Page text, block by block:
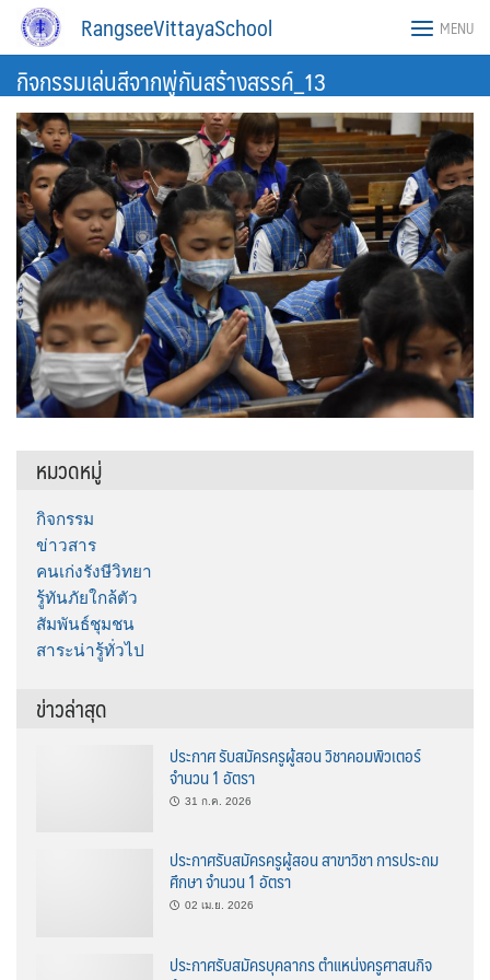
Skip
RangseeVittayaSchool MENU
กิจกรรมเล่นสีจากพู่กันสร้างสรรค์_13
หมวดหมู่
กิจกรรม
ข่าวสาร
คนเก่งรังษีวิทยา
รู้ทันภัยใกล้ตัว
สัมพันธ์ชุมชน
สาระน่ารู้ทั่วไป
ข่าวล่าสุด
ประกาศ รับสมัครครูผู้สอน วิชาคอมพิวเตอร์
จำนวน 1 อัตรา
31 ก.ค. 2026
ประกาศรับสมัครครูผู้สอน สาขาวิชา การประถม
ศึกษา จำนวน 1 อัตรา
02 เม.ย. 2026
ประกาศรับสมัครบุคลากร ตำแหน่งครูศาสนกิจ